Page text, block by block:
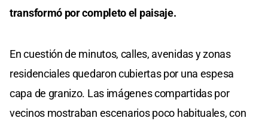
transformó por completo el paisaje.
En cuestión de minutos, calles, avenidas y zonas
residenciales quedaron cubiertas por una espesa
capa de granizo. Las imágenes compartidas por
vecinos mostraban escenarios poco habituales, con